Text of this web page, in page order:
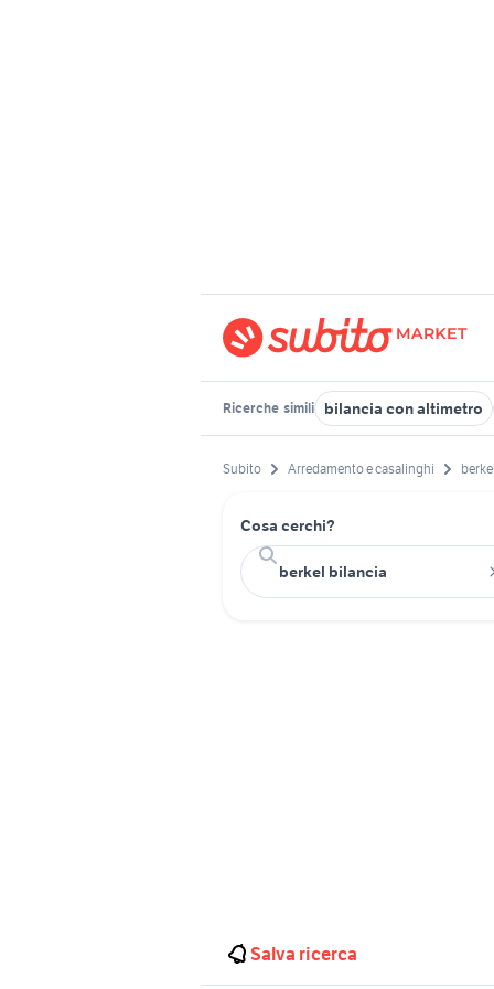
Ricerche simili bilancia con altimetro
Subito Arredamento e casalinghi
Cosa cerchi?
Salva ricerca